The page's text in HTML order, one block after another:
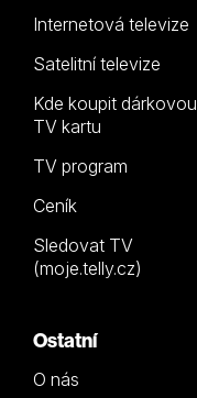
Internetová televize
Satelitní televize
Kde koupit dárkovou
TV kartu
TV program
Ceník
Sledovat TV
(moje.telly.cz)
Ostatní
O nás